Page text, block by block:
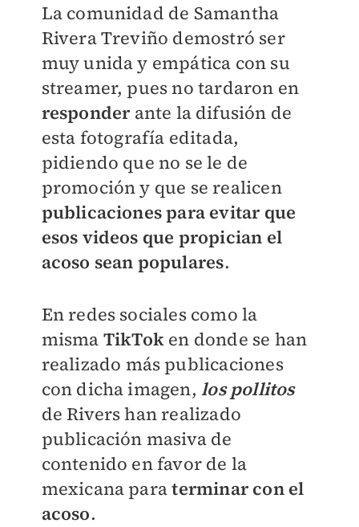
La comunidad de Samantha
Rivera Treviño demostró ser
muy unida y empática con su
streamer, pues no tardaron en
responder ante la difusión de
esta fotografía editada,
pidiendo que no se le de
promoción y que se realicen
publicaciones para evitar que
esos videos que propician el
acoso sean populares.
En redes sociales como la
misma TikToken donde se han
realizado más publicaciones
con dicha imagen,los pollitos
de Rivers han realizado
publicación masiva de
contenido en favor de la
mexicana paraterminar con el
acoso.